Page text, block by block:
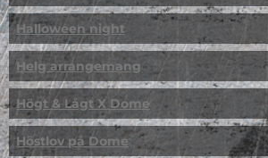
Halloween night
Helg arrangemang
Högt & Lågt X Dome
Höstlov på Dome